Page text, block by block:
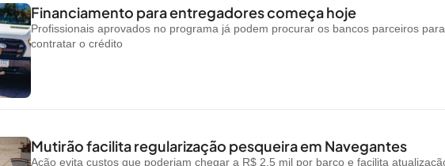
Financiamento para entregadores começa hoje
Profissionais aprovados no programa já podem procurar os bancos parceiros para
contratar o crédito
Mutirão facilita regularização pesqueira em Navegantes
Ação evita custos que poderiam chegar a R$ 2,5 mil por barco e facilita